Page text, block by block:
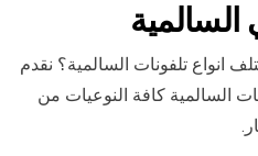
تلفونات السالمية؟ نقدم
السالمية كافة النوعيات من